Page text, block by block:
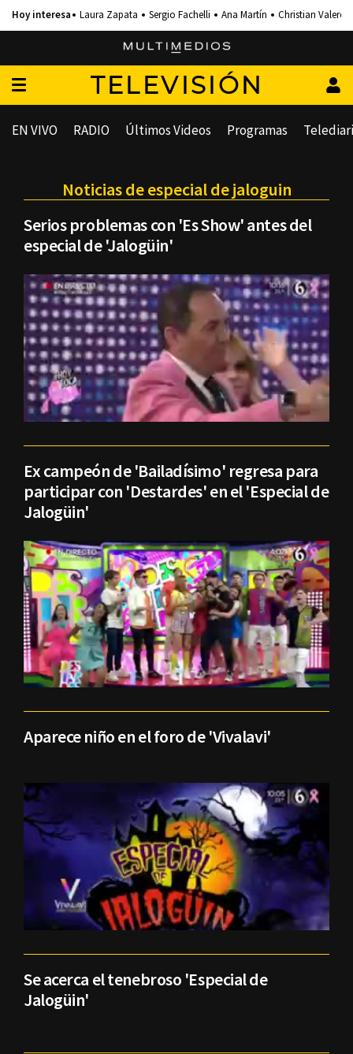
Laura Zapata Sergio Fachelli Ana Martín Christian Valero
TELEVISIÓN
EN VIVO RADIO Últimos Videos Programas
Noticias de especial de jaloguin
Serios problemas con 'Es Show' antes del
especial de 'Jalogüin'
Ex campeón de 'Bailadísimo' regresa para
participar con 'Destardes' en el 'Especial de
Jalogüin'
Aparece niño en el foro de 'Vivalavi'
Se acerca el tenebroso 'Especial de
Jalogüin'